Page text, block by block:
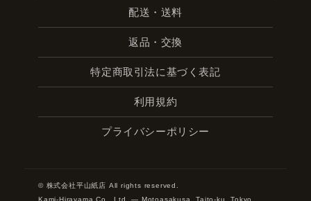
配送・送料
返品・交換
特定商取引法に基づく表記
利用規約
プライバシーポリシー
© 株式会社平山紙店 All rights reserved.
Kami-Hirayama Co., Ltd. — Motoasakusa, Taito-ku, Tokyo